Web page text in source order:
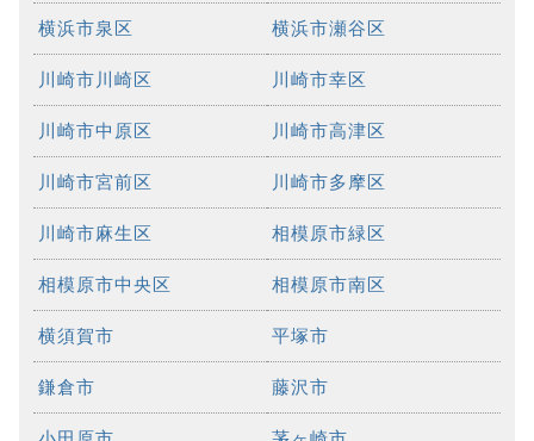
横浜市泉区 横浜市瀬谷区
川崎市川崎区 川崎市幸区
川崎市中原区 川崎市高津区
川崎市宮前区 川崎市多摩区
川崎市麻生区 相模原市緑区
相模原市中央区 相模原市南区
横須賀市 平塚市
鎌倉市 藤沢市